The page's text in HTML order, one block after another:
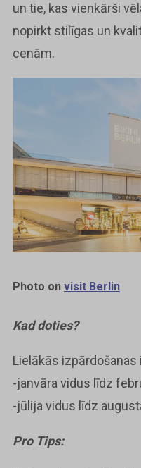
un tie, kas vienkārši
nopirkt stilīgas un
cenām.
Photo on visit Berlin
Kad doties?
Lielākās izpārdošanas
-janvāra vidus līdz
-jūlija vidus līdz
Pro Tips: